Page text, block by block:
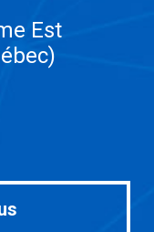
Est